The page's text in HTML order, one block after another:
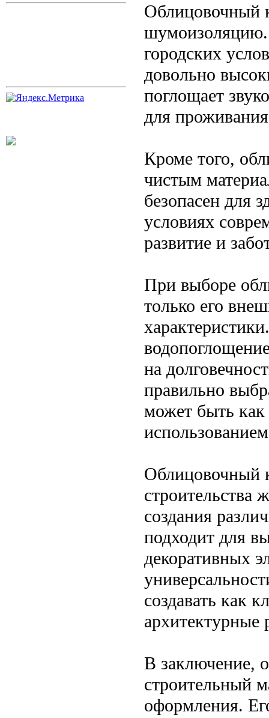
Облицовочный
шумоизоляцию.
городских
довольно
поглощает
для
Кроме того,
чистым
безопасен для
условиях
развитие и
При выборе
только его
на
правильно
может быть
Облицовочный
строительства
создания
подходит для
декоративных
создавать как
архитектурные
В заключение,
строительный
оформления.